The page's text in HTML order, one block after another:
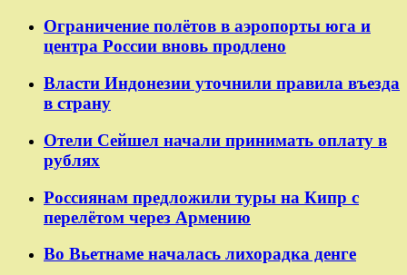
Ограничение полётов в аэропорты юга и
центра России вновь продлено
Власти Индонезии уточнили правила въезда
в страну
Отели Сейшел начали принимать оплату в
рублях
Россиянам предложили туры на Кипр с
перелётом через Армению
Во Вьетнаме началась лихорадка денге